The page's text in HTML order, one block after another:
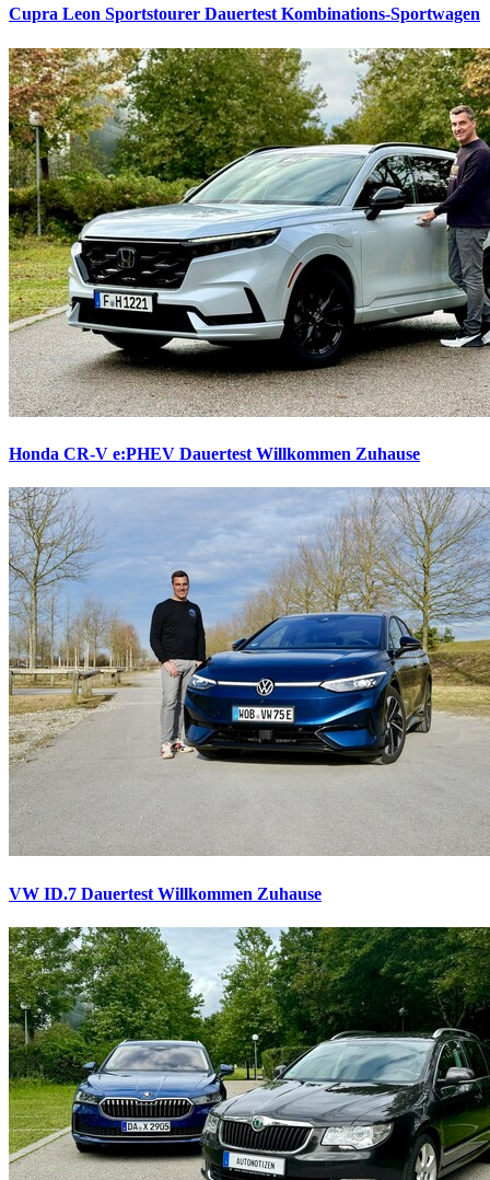
Cupra Leon Sportstourer Dauertest Kombinations-Sportwagen
Honda CR-V e:PHEV Dauertest Willkommen Zuhause
VW ID.7 Dauertest Willkommen Zuhause